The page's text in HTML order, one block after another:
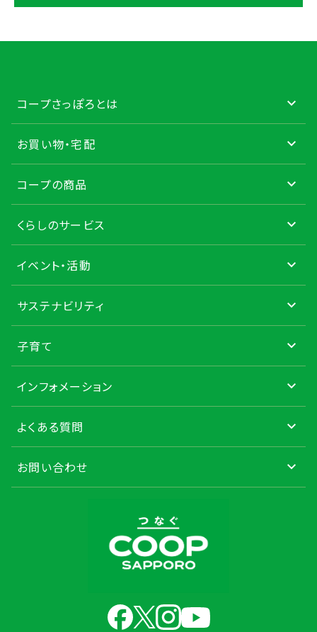
コープさっぽろとは
お買い物・宅配
コープの商品
くらしのサービス
イベント・活動
サステナビリティ
子育て
インフォメーション
よくある質問
お問い合わせ